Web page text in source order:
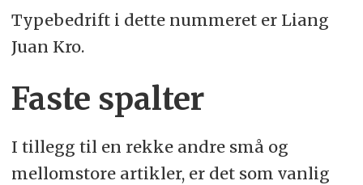
Typebedrift i dette nummeret er Liang
Juan Kro.
Faste spalter
I tillegg til en rekke andre små og
mellomstore artikler, er det som vanlig